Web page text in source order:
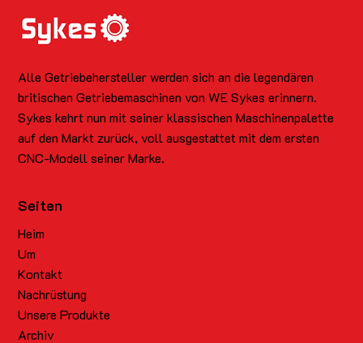
Alle Getriebehersteller werden sich an die legendären
britischen Getriebemaschinen von WE Sykes erinnern.
Sykes kehrt nun mit seiner klassischen Maschinenpalette
auf den Markt zurück, voll ausgestattet mit dem ersten
CNC-Modell seiner Marke.
Seiten
Heim
Um
Kontakt
Nachrüstung
Unsere Produkte
Archiv